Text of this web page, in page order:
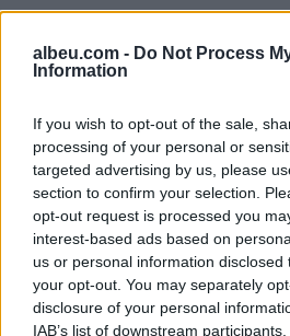
albeu.com - Do Not Process
Information
If you wish to opt-out of the sale,
processing of your personal or
targeted advertising by us, please
section to confirm your selection.
opt-out request is processed you
interest-based ads based on
us or personal information
your opt-out. You may separately
disclosure of your personal
IAB’s list of downstream
Protestuesit vijojnë
qëndresën, pas fjalimeve
nis marshimi në Bulevard:
“Nesër më shumë!”
ajri